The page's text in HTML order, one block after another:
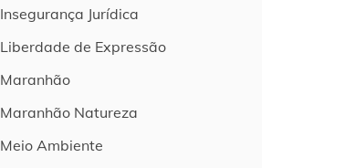
Insegurança Jurídica
Liberdade de Expressão
Maranhão
Maranhão Natureza
Meio Ambiente